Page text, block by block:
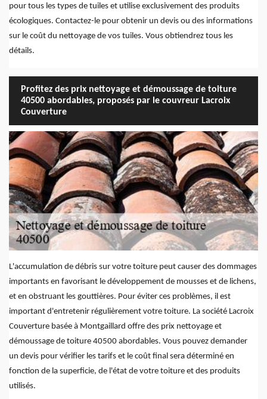
pour tous les types de tuiles et utilise exclusivement des produits
écologiques. Contactez-le pour obtenir un devis ou des informations
sur le coût du nettoyage de vos tuiles. Vous obtiendrez tous les
détails.
Profitez des prix nettoyage et démoussage de toiture
40500 abordables, proposés par le couvreur Lacroix
Couverture
L'accumulation de débris sur votre toiture peut causer des dommages
importants en favorisant le développement de mousses et de lichens,
et en obstruant les gouttières. Pour éviter ces problèmes, il est
important d'entretenir régulièrement votre toiture. La société Lacroix
Couverture basée à Montgaillard offre des prix nettoyage et
démoussage de toiture 40500 abordables. Vous pouvez demander
un devis pour vérifier les tarifs et le coût final sera déterminé en
fonction de la superficie, de l'état de votre toiture et des produits
utilisés.